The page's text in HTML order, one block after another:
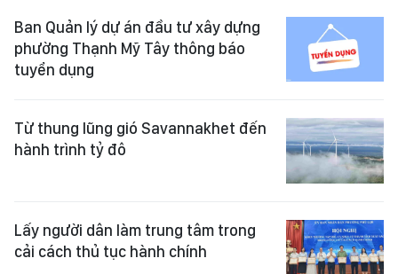
Ban Quản lý dự án đầu tư xây dựng
phường Thạnh Mỹ Tây thông báo
tuyển dụng
Từ thung lũng gió Savannakhet đến
hành trình tỷ đô
Lấy người dân làm trung tâm trong
cải cách thủ tục hành chính